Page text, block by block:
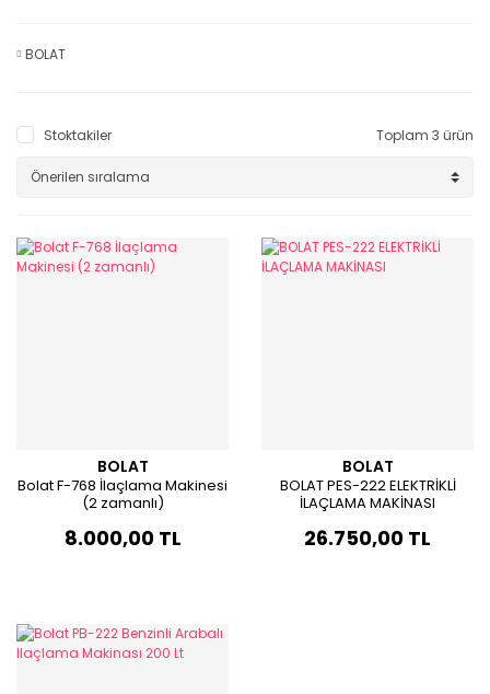
BOLAT
Stoktakiler Toplam 3 ürün
BOLAT
Bolat F-768 İlaçlama Makinesi
(2 zamanlı)
8.000,00 TL
BOLAT
BOLAT PES-222 ELEKTRİKLİ
İLAÇLAMA MAKİNASI
26.750,00 TL